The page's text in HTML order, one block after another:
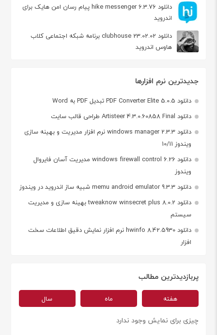
دانلود hike messenger 6.3.76 پیام‌ رسان‌ امن هایک برای
اندروید
دانلود clubhouse 23.02.02 برنامه شبکه اجتماعی کلاب
هاوس اندروید
جدیدترین نرم افزارها
دانلود PDF Converter Elite 5.0.5 تبدیل PDF به Word
دانلود Artisteer 4.3.0.60858 Final طراحی قالب سایت
دانلود windows manager 2.3.3 نرم افزار مدیریت و بهینه سازی
ویندوز 10/11
دانلود windows firewall control 6.26 مدیریت آسان فایروال
ویندوز
دانلود memu android emulator 9.3.3 شبیه ساز اندروید در ویندوز
دانلود tweaknow winsecret plus 8.0.2 بهینه سازی و مدیریت
سیستم
دانلود hwinfo 8.42.5930 نرم افزار نمایش دقیق اطلاعات سخت
افزار
پربازدیدترین مطالب
هفته ماه سال
چیزی برای نمایش وجود ندارد